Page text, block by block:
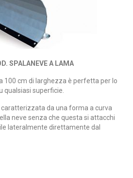
SPALANEVE A LAMA
100 cm di larghezza è perfetta per lo
qualsiasi superficie.
caratterizzata da una forma a curva
neve senza che questa si attacchi
lateralmente direttamente dal